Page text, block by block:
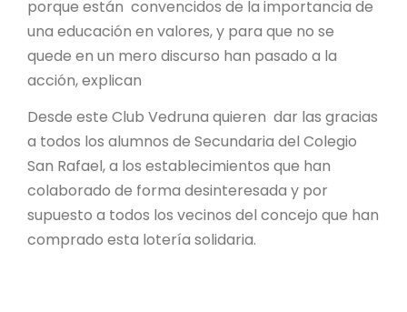
porque están convencidos de la importancia de
una educación en valores, y para que no se
quede en un mero discurso han pasado a la
acción, explican
Desde este Club Vedruna quieren dar las gracias
a todos los alumnos de Secundaria del Colegio
San Rafael, a los establecimientos que han
colaborado de forma desinteresada y por
supuesto a todos los vecinos del concejo que han
comprado esta lotería solidaria.